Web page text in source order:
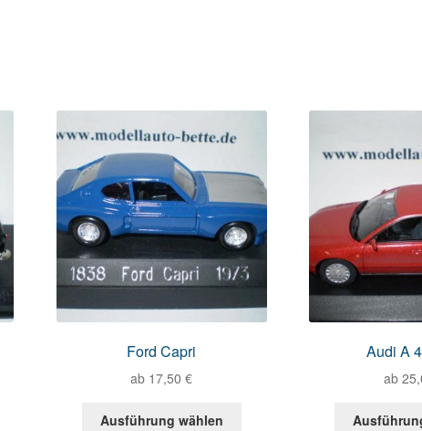
Ford Capri
ab 17,50€
Ausführung wählen
Audi A
ab